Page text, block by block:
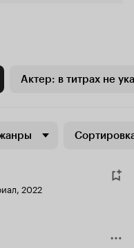
Актер: в титрах не
2022